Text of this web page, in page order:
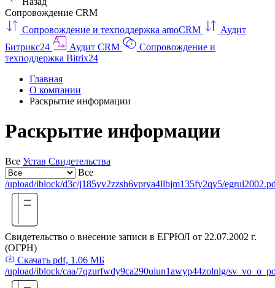
Сопровождение CRM
Сопровождение и техподдержка amoCRM
Аудит
Битрикс24
Аудит CRM
Сопровождение и
техподдержка Bitrix24
Главная
О компании
Раскрытие информации
Раскрытие информации
Все Устав Свидетельства
Все
/upload/iblock/d3c/j185yv2zzsh6vprya4llbjm135fy2qy5/
Свидетельство о внесение записи в ЕГРЮЛ от 22.07.2002 г.
(ОГРН)
Скачать pdf, 1.06 МБ
/upload/iblock/caa/7qzurfwdy9ca290uiun1awyp44zolnig/